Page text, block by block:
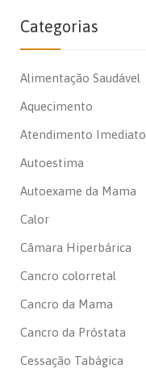
Categorias
Alimentação Saudável
Aquecimento
Atendimento Imediato
Autoestima
Autoexame da Mama
Calor
Câmara Hiperbárica
Cancro colorretal
Cancro da Mama
Cancro da Próstata
Cessação Tabágica